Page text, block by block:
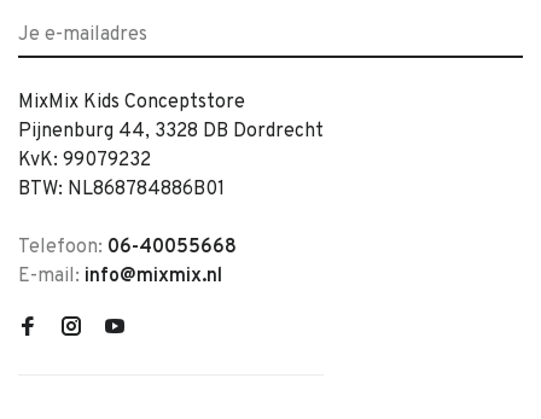
MixMix Kids Conceptstore
Pijnenburg 44, 3328 DB Dordrecht
KvK: 99079232
BTW: NL868784886B01
Telefoon: 06-40055668
E-mail: info@mixmix.nl